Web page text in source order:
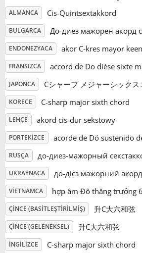
ALMANCA Cis-Quintsextakkord
BULGARCA До-диез мажорен акорд
ENDONEZYACA akor C-kres mayor
FRANSIZCA accord de Do dièse sixte
JAPONCA Cシャープ メジャーシックス
KORECE C-sharp major sixth chord
LEHÇE akord cis-dur sekstowy
PORTEKIZCE acorde de Dó sustenido
RUSÇA до-диез-мажорный
UKRAYNACA до-дієз мажорний
VIETNAMCA hợp âm Đô thăng trưởng 6
ÇINCE (BASITLEŞTIRILMIŞ) 升C大六和弦
ÇINCE (GELENEKSEL) 升C大六和弦
İNGILIZCE C-sharp major sixth chord